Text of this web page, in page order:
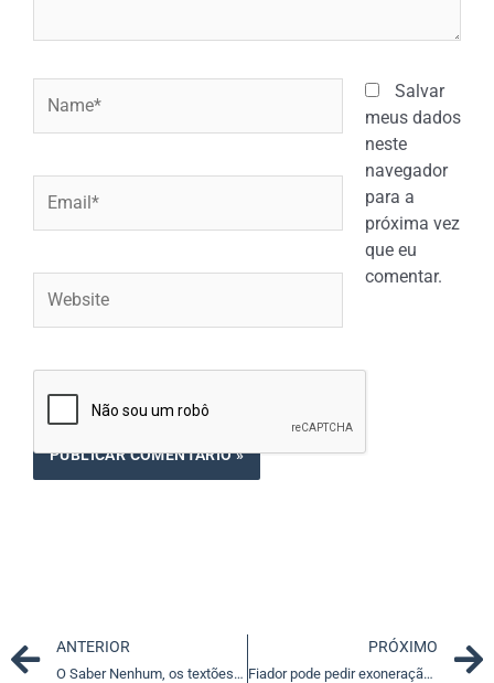
Salvar
meus dados
neste
navegador
para a
próxima vez
que eu
comentar.
Prev
ANTERIOR
O Saber Nenhum, os textões, as letrinhas… e a crise do Direito
PRÓXIMO
Fiador pode pedir exoneração se houver prorrogação contratual